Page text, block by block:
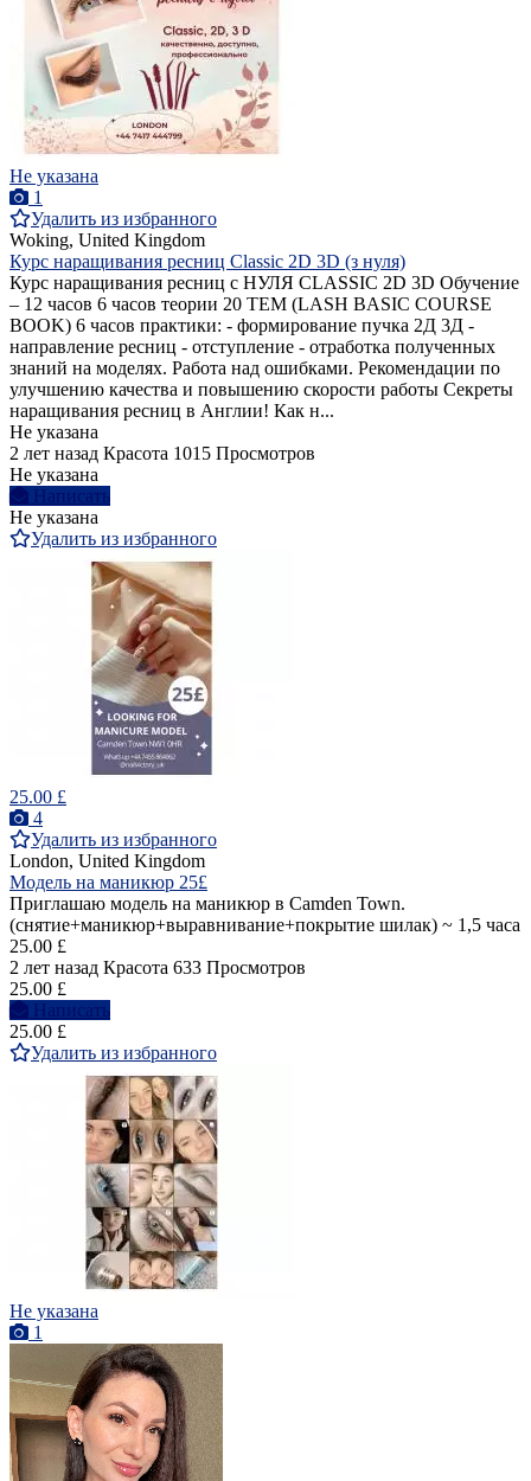
Не указана
1
Удалить из избранного
Woking, United Kingdom
Курс наращивания ресниц Classic 2D 3D (з нуля)
Курс наращивания ресниц с НУЛЯ CLASSIC 2D 3D Обучение
– 12 часов 6 часов теории 20 ТЕМ (LASH BASIC COURSE
BOOK) 6 часов практики: - формирование пучка 2Д 3Д -
направление ресниц - отступление - отработка полученных
знаний на моделях. Работа над ошибками. Рекомендации по
улучшению качества и повышению скорости работы Секреты
наращивания ресниц в Англии! Как н...
Не указана
2 лет назад Красота 1015 Просмотров
Не указана
Написать
Не указана
Удалить из избранного
25.00 £
4
Удалить из избранного
London, United Kingdom
Модель на маникюр 25£
Приглашаю модель на маникюр в Camden Town.
(снятие+маникюр+выравнивание+покрытие шилак) ~ 1,5 часа
25.00 £
2 лет назад Красота 633 Просмотров
25.00 £
Написать
25.00 £
Удалить из избранного
Не указана
1